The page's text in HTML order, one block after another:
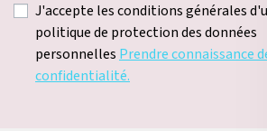
J'accepte les conditions générales
politique de protection des données
personnellesPrendre connaissance
confidentialité.